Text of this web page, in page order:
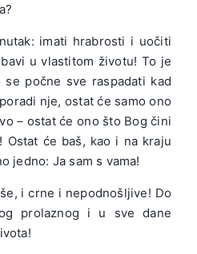
imati hrabrosti i uočiti
u vlastitom životu! To je
počne sve raspadati kad
nje, ostat će samo ono
– ostat će ono što Bog čini
će baš, kao i na kraju
jedno: Ja sam s vama!
i crne i nepodnošljive! Do
prolaznog i u sve dane